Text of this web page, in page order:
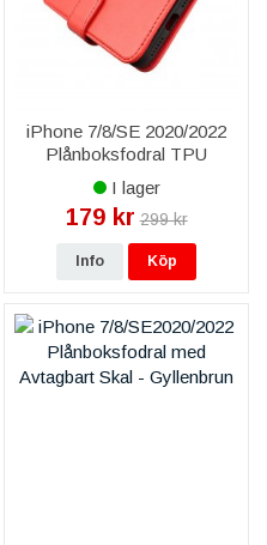
iPhone 7/8/SE 2020/2022
Plånboksfodral TPU
Magnetisk PU-fodral - Röd
I lager
179 kr 299 kr
Info Köp